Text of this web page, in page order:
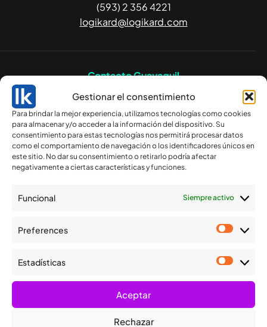
Gestionar el consentimiento
Para brindar la mejor experiencia, utilizamos tecnologías como cookies
para almacenar y/o acceder a la información del dispositivo. Su
consentimiento para estas tecnologías nos permitirá procesar datos
como el comportamiento de navegación o los identificadores únicos en
este sitio. No dar su consentimiento o retirarlo podría afectar
negativamente a ciertas características y funciones.
Funcional Siempre activo
Preferences
Estadísticas
Aceptar
Rechazar
Nuestra tecnología y experiencia garantizan soluciones
inteligentes para medios de pago, identificación y
(593) 2 356 4221
logikard@logikard.com
Contacto Guayaquil
Av. Francisco de Orellana
234 Edificio Blue Towers,
piso 14. Guayaquil,
Ecuador.
(593) 4 263 0924